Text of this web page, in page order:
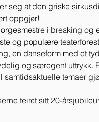
seg at den griske
oppgjør!
i breaking og
og populære
en danseform med et
og særegent uttrykk.
samtidsaktuelle temaer
feiret sitt 20-